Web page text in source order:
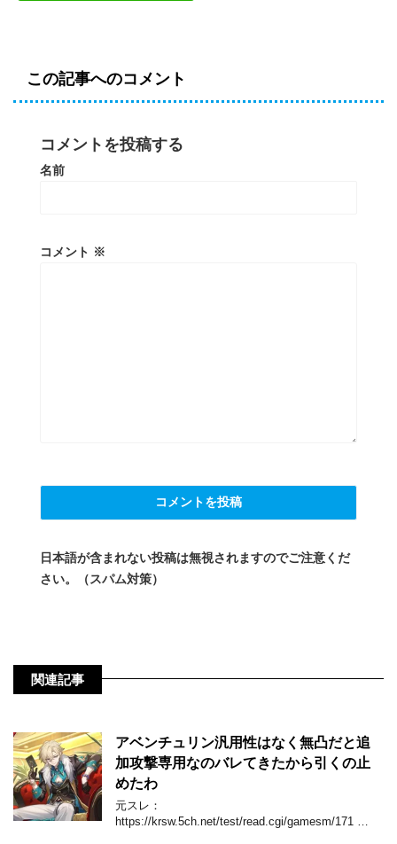
この記事へのコメント
コメントを投稿する
名前
コメント ※
日本語が含まれない投稿は無視されますのでご注意くだ
さい。（スパム対策）
関連記事
アベンチュリン汎用性はなく無凸だと追
加攻撃専用なのバレてきたから引くの止
めたわ
元スレ：
https://krsw.5ch.net/test/read.cgi/gamesm/171 …